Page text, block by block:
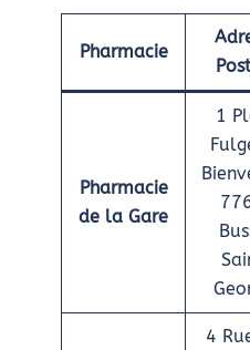
Pharmacie
Pharmacie
de la Gare
1
4